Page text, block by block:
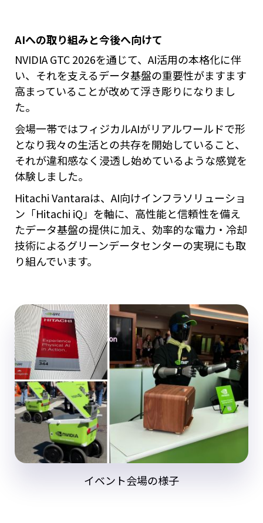
AIへの取り組みと今後へ向けて
NVIDIA GTC 2026を通じて、AI活用の本格化に伴
い、それを支えるデータ基盤の重要性がますます
高まっていることが改めて浮き彫りになりまし
た。
会場一帯ではフィジカルAIがリアルワールドで形
となり我々の生活との共存を開始していること、
それが違和感なく浸透し始めているような感覚を
体験しました。
Hitachi Vantaraは、AI向けインフラソリューショ
ン「Hitachi iQ」を軸に、高性能と信頼性を備え
たデータ基盤の提供に加え、効率的な電力・冷却
技術によるグリーンデータセンターの実現にも取
り組んでいます。
イベント会場の様子